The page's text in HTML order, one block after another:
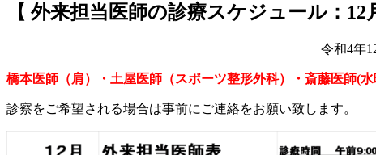
【 外来担当医師の診療スケジュール：12
令和4年
橋本医師（肩）・土屋医師（スポーツ整形外科）・斎藤医師(
診察をご希望される場合は事前にご連絡をお願い致します。